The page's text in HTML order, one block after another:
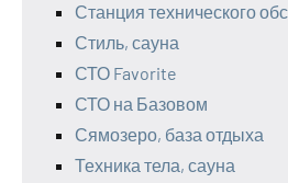
Станция технического
Стиль, сауна
СТО Favorite
СТО на Базовом
Сямозеро, база отдыха
Техника тела, сауна